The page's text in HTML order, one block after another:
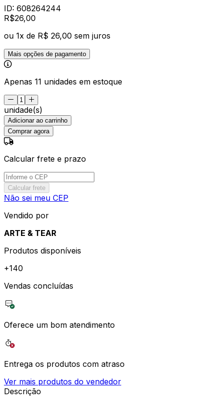
ID: 608264244
R$26,00
ou 1x de R$ 26,00 sem juros
Mais opções de pagamento
Apenas 11 unidades em estoque
unidade(s)
Adicionar ao carrinho
Comprar agora
Calcular frete e prazo
Calcular frete
Não sei meu CEP
Vendido por
ARTE & TEAR
Produtos disponíveis
+140
Vendas concluídas
Oferece um bom atendimento
Entrega os produtos com atraso
Ver mais produtos do vendedor
Descrição